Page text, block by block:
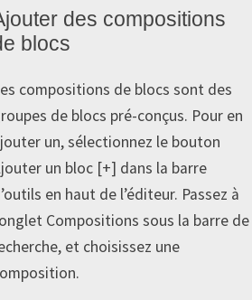
des compositions
blocs
compositions de blocs sont des
de blocs pré-conçus. Pour en
un, sélectionnez le bouton
un bloc [+] dans la barre
en haut de l’éditeur. Passez à
Compositions sous la barre de
et choisissez une